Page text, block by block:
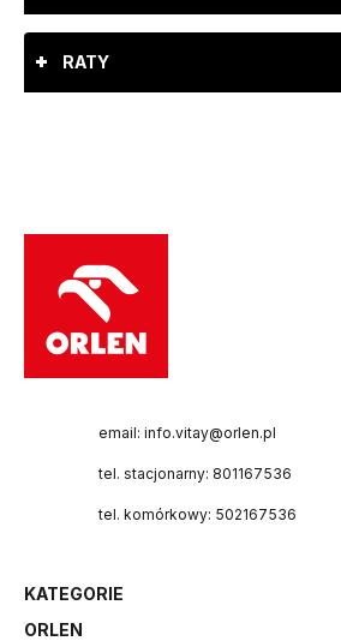
RATY
email: info.vitay@orlen.pl
tel. stacjonarny: 801167536
tel. komórkowy: 502167536
KATEGORIE
ORLEN